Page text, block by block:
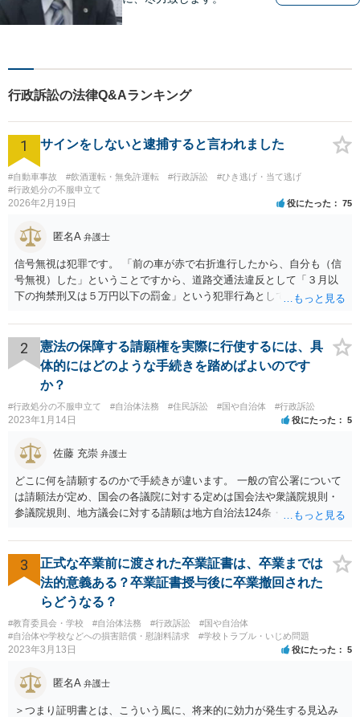
行政訴訟の法律Q&Aランキング
1 サインをしないと逮捕すると言われました
#自動車事故 #飲酒運転・無免許運転 #行政訴訟
#ひき逃げ・当て逃げ
#行政処分の不服申立て
2026年2月19日 役にたった 75
匿名A 弁護士
信号無視は犯罪です。 「前の車が赤で右折進行したから、自分も（信
号無視）した」ということですから、道路交通法違反として「３月以
下の拘禁刑又は５万円以下の罰金」という犯罪行為として処罰される
ようとしまいと現行犯逮捕できるわけです。 そこを、「サインをしな
いと逮捕する」というのは、「現行犯逮捕して刑事処分（罰金でも前
科になる）にできるが、認めてサインすれば反則処理（何千円程度の
反則金があっても前科にならない）ですませてあげる」という意味で
す。 あなたはこの警察官を非難するのではなく、感謝すべきというこ
とです。 警察官の「こんな事を言うのだったら免許証返した方がい
い」との発言ですが、実際「前の車が赤で右折進行したから、自分も
（信号無視）した」というあなたと同じ考えの人が運転をしている公
道は、きちんと交通ルールを守っている人や歩行者らにとってとても
納してほしいと思うのが社会の大勢です。 実際「交通違反を繰り返せ
ば免許停止や取消（強制返納）になる」のはそういうことです。 たま
たま（あなたにとって）いい警察官にあたったことをきっかけに、む
で右折進行したけど、自分は右折進行を思いとどまった」と交通ルー
ルを遵守するドライバーになってほしいと期待しています。
2
憲法の保障する請願権を実際に行使するには、具
体的にはどのような手続きを踏めばよいのです
か？
#行政処分の不服申立て #自治体法務 #住民訴訟 #国や自治体 #行政訴訟
2023年1月14日 役にたった 5
佐藤 充崇 弁護士
どこに何を請願するのかで手続きが違います。 一般の官公署について
は請願法が定め、国会の各議院に対する定めは国会法や衆議院規則・
参議院規則、地方議会に対する請願は地方自治法124条・125条が定め
スムースかと思います。
3
正式な卒業前に渡された卒業証書は、卒業までは
法的意義ある？卒業証書授与後に卒業撤回された
らどうなる？
#教育委員会・学校 #自治体法務 #行政訴訟
#国や自治体
#自治体や学校などへの損害賠償・慰謝料請求
#学校トラブル・いじめ問題
2023年3月13日 役にたった 5
匿名A 弁護士
＞つまり証明書とは、こういう風に、将来的に効力が発生する見込み